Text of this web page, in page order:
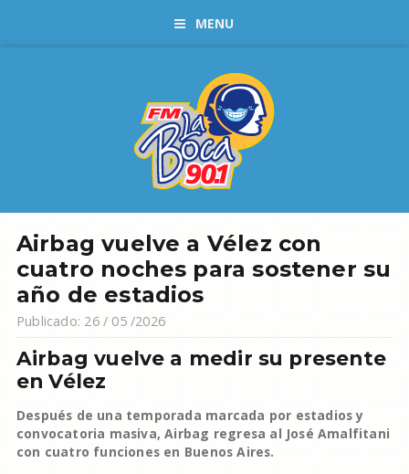
MENU
Airbag vuelve a Vélez con
cuatro noches para sostener su
año de estadios
Publicado: 26 / 05 /2026
Airbag vuelve a medir su presente
en Vélez
Después de una temporada marcada por estadios y
convocatoria masiva, Airbag regresa al José Amalfitani
con cuatro funciones en Buenos Aires.